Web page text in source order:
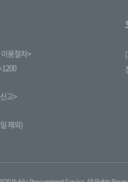
용절차>
1200
고>
제외)